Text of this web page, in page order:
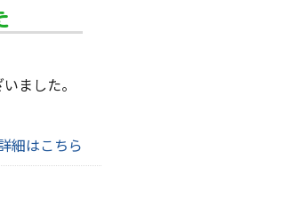
ました。
細はこちら